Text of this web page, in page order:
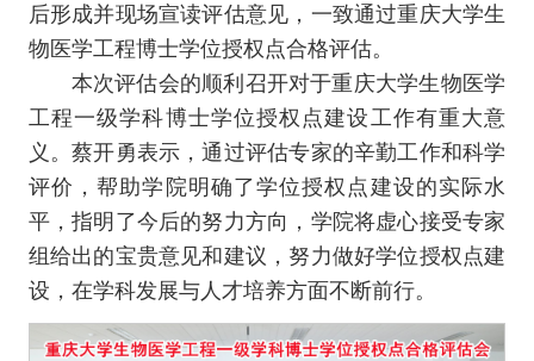
后形成并现场宣读评估意见，一致通过重庆大学生
物医学工程博士学位授权点合格评估。
本次评估会的顺利召开对于重庆大学生物医学
工程一级学科博士学位授权点建设工作有重大意
义。蔡开勇表示，通过评估专家的辛勤工作和科学
评价，帮助学院明确了学位授权点建设的实际水
平，指明了今后的努力方向，学院将虚心接受专家
组给出的宝贵意见和建议，努力做好学位授权点建
设，在学科发展与人才培养方面不断前行。